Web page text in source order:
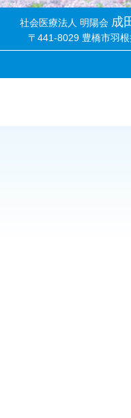
社会医療法人 明陽会 成
〒441-8029 豊橋市羽